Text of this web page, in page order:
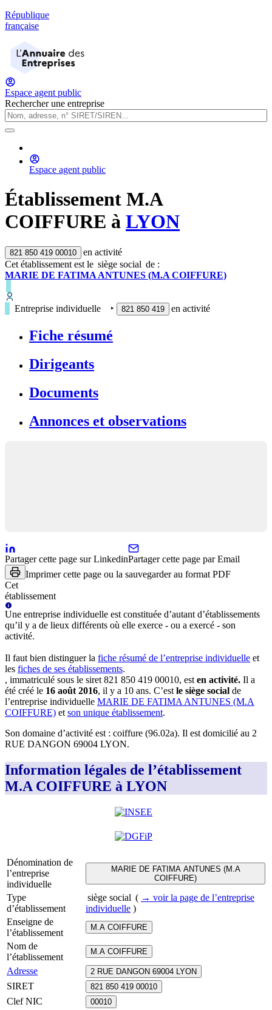
République
française
Espace agent public
Rechercher une entreprise
Espace agent public
Établissement M.A
COIFFURE à LYON
821 850 419 00010
en activité
Cet établissement est le siège social de :
MARIE DE FATIMA ANTUNES (M.A COIFFURE)
Entreprise individuelle ‣ 821 850 419 en activité
Fiche résumé
Dirigeants
Documents
Annonces et observations
Partager cette page sur LinkedinPartager cette page par Email
Imprimer cette page ou la sauvegarder au format PDF
Cet
établissement
Une entreprise individuelle est constituée d’autant d’établissements
qu’il y a de lieux différents où elle exerce - ou a exercé - son
activité.
Il faut bien distinguer la fiche résumé de l’entreprise individuelle et
les fiches de ses établissements.
, immatriculé sous le siret821 850 419 00010, esten activité. Il a
été créé le 16 août 2016, il y a 10 ans. C’estle siège social de
l’entreprise individuelle MARIE DE FATIMA ANTUNES (M.A
COIFFURE) etson unique établissement.
Son domaine d’activité est : coiffure (96.02a). Il est domicilié au 2
RUE DANGON 69004 LYON.
Information légales de l’établissement
M.A COIFFURE à LYON
Dénomination de
l’entreprise
individuelle
MARIE DE FATIMA ANTUNES (M.A
COIFFURE)
Type
d’établissement
siège social ( → voir la page de l’entreprise
individuelle )
Enseigne de
l’établissement
M.A COIFFURE
Nom de
l’établissement
M.A COIFFURE
Adresse 2 RUE DANGON 69004 LYON
SIRET 821 850 419 00010
Clef NIC 00010